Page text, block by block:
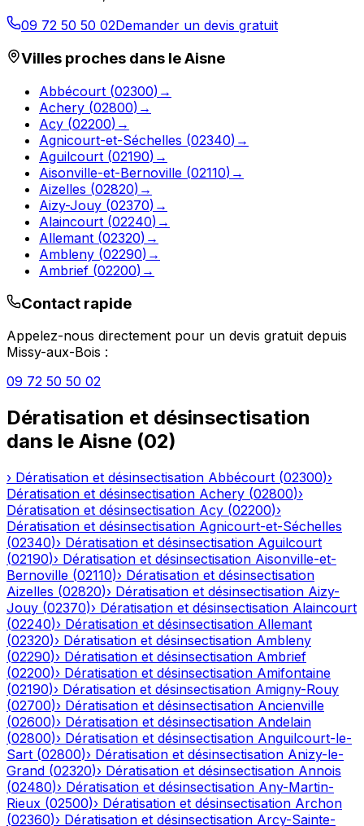
09 72 50 50 02Demander un devis gratuit
Villes proches dans leAisne
Abbécourt (02300) →
Achery (02800) →
Acy (02200) →
Agnicourt-et-Séchelles (02340) →
Aguilcourt (02190) →
Aisonville-et-Bernoville (02110) →
Aizelles (02820) →
Aizy-Jouy (02370) →
Alaincourt (02240) →
Allemant (02320) →
Ambleny (02290) →
Ambrief (02200) →
Contact rapide
Appelez-nous directement pour un devis gratuit depuis
Missy-aux-Bois :
09 72 50 50 02
Dératisation et désinsectisation
dans le Aisne (02)
› Dératisation et désinsectisation Abbécourt (02300)›
Dératisation et désinsectisation Achery (02800)›
Dératisation et désinsectisation Acy (02200)›
Dératisation et désinsectisation Agnicourt-et-Séchelles
(02340)› Dératisation et désinsectisation Aguilcourt
(02190)› Dératisation et désinsectisation Aisonville-et-
Bernoville (02110)› Dératisation et désinsectisation
Aizelles (02820)› Dératisation et désinsectisation Aizy-
Jouy (02370)› Dératisation et désinsectisation Alaincourt
(02240)› Dératisation et désinsectisation Allemant
(02320)› Dératisation et désinsectisation Ambleny
(02290)› Dératisation et désinsectisation Ambrief
(02200)› Dératisation et désinsectisation Amifontaine
(02190)› Dératisation et désinsectisation Amigny-Rouy
(02700)› Dératisation et désinsectisation Ancienville
(02600)› Dératisation et désinsectisation Andelain
(02800)› Dératisation et désinsectisation Anguilcourt-le-
Sart (02800)› Dératisation et désinsectisation Anizy-le-
Grand (02320)› Dératisation et désinsectisation Annois
(02480)› Dératisation et désinsectisation Any-Martin-
Rieux (02500)› Dératisation et désinsectisation Archon
(02360)› Dératisation et désinsectisation Arcy-Sainte-